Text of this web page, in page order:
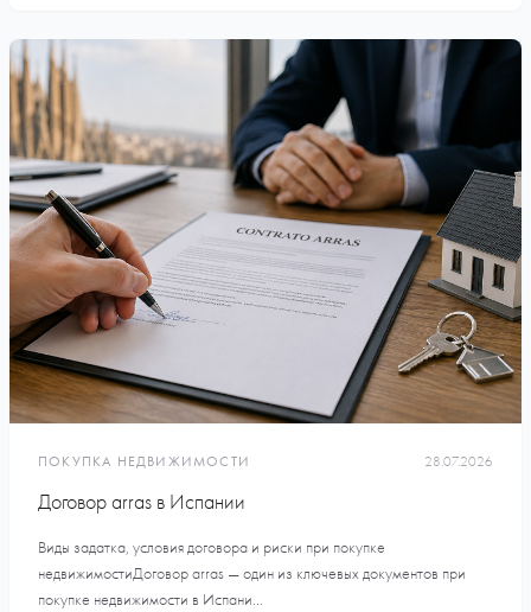
ПОКУПКА НЕДВИЖИМОСТИ 28.07.2026
Договор arras в Испании
Виды задатка, условия договора и риски при покупке
недвижимостиДоговор arras — один из ключевых документов при
покупке недвижимости в Испани...